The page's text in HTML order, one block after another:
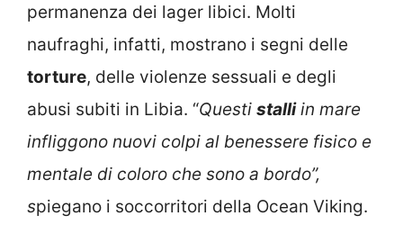
permanenza dei lager libici. Molti
naufraghi, infatti, mostrano i segni delle
torture, delle violenze sessuali e degli
abusi subiti in Libia. “Questi stalliin mare
infliggono nuovi colpi al benessere fisico e
mentale di coloro che sono a bordo”,
spiegano i soccorritori della Ocean Viking.